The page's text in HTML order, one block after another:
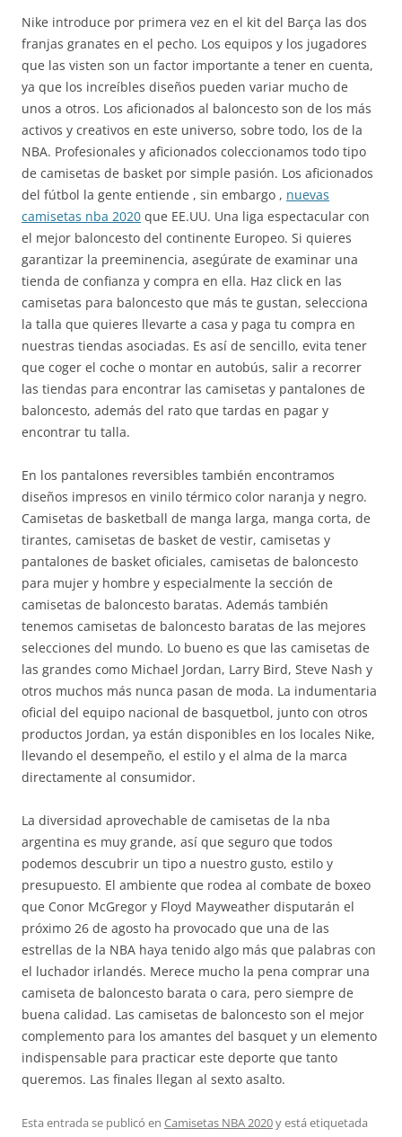
Nike introduce por primera vez en el kit del Barça las dos
franjas granates en el pecho. Los equipos y los jugadores
que las visten son un factor importante a tener en cuenta,
ya que los increíbles diseños pueden variar mucho de
unos a otros. Los aficionados al baloncesto son de los más
activos y creativos en este universo, sobre todo, los de la
NBA. Profesionales y aficionados coleccionamos todo tipo
de camisetas de basket por simple pasión. Los aficionados
del fútbol la gente entiende , sin embargo , nuevas
camisetas nba 2020 que EE.UU. Una liga espectacular con
el mejor baloncesto del continente Europeo. Si quieres
garantizar la preeminencia, asegúrate de examinar una
tienda de confianza y compra en ella. Haz click en las
camisetas para baloncesto que más te gustan, selecciona
la talla que quieres llevarte a casa y paga tu compra en
nuestras tiendas asociadas. Es así de sencillo, evita tener
que coger el coche o montar en autobús, salir a recorrer
las tiendas para encontrar las camisetas y pantalones de
baloncesto, además del rato que tardas en pagar y
encontrar tu talla.
En los pantalones reversibles también encontramos
diseños impresos en vinilo térmico color naranja y negro.
Camisetas de basketball de manga larga, manga corta, de
tirantes, camisetas de basket de vestir, camisetas y
pantalones de basket oficiales, camisetas de baloncesto
para mujer y hombre y especialmente la sección de
camisetas de baloncesto baratas. Además también
tenemos camisetas de baloncesto baratas de las mejores
selecciones del mundo. Lo bueno es que las camisetas de
las grandes como Michael Jordan, Larry Bird, Steve Nash y
otros muchos más nunca pasan de moda. La indumentaria
oficial del equipo nacional de basquetbol, junto con otros
productos Jordan, ya están disponibles en los locales Nike,
llevando el desempeño, el estilo y el alma de la marca
directamente al consumidor.
La diversidad aprovechable de camisetas de la nba
argentina es muy grande, así que seguro que todos
podemos descubrir un tipo a nuestro gusto, estilo y
presupuesto. El ambiente que rodea al combate de boxeo
que Conor McGregor y Floyd Mayweather disputarán el
próximo 26 de agosto ha provocado que una de las
estrellas de la NBA haya tenido algo más que palabras con
el luchador irlandés. Merece mucho la pena comprar una
camiseta de baloncesto barata o cara, pero siempre de
buena calidad. Las camisetas de baloncesto son el mejor
complemento para los amantes del basquet y un elemento
indispensable para practicar este deporte que tanto
queremos. Las finales llegan al sexto asalto.
Esta entrada se publicó en Camisetas NBA 2020y está etiquetada